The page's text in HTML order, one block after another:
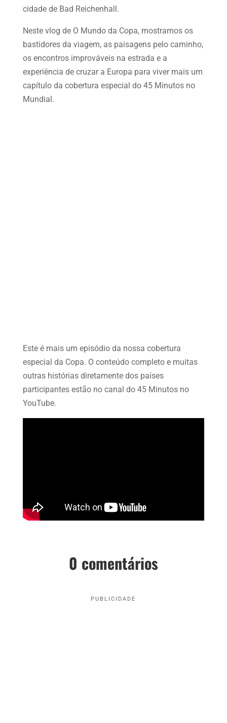
cidade de Bad Reichenhall.
Neste vlog de O Mundo da Copa, mostramos os
bastidores da viagem, as paisagens pelo caminho,
os encontros improváveis na estrada e a
experiência de cruzar a Europa para viver mais um
capítulo da cobertura especial do 45 Minutos no
Mundial.
Este é mais um episódio da nossa cobertura
especial da Copa. O conteúdo completo e muitas
outras histórias diretamente dos países
participantes estão no canal do 45 Minutos no
YouTube.
0 comentários
PUBLICIDADE